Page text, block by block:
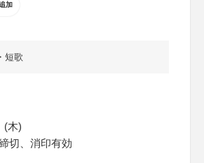
加
短歌
(木)
切、消印有効